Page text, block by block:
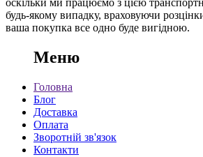
оскільки ми працюємо з цією
будь-якому випадку, враховуючи
ваша покупка все одно буде вигідною.
Меню
Головна
Блог
Доставка
Оплата
Зворотній зв'язок
Контакти